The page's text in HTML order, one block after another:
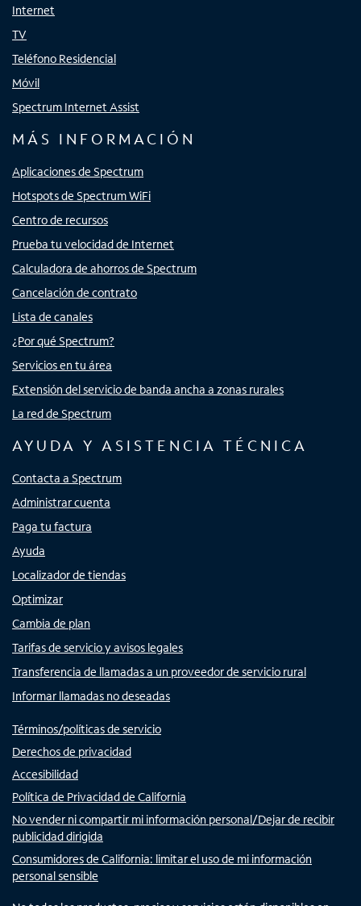
Internet
TV
Teléfono Residencial
Móvil
Spectrum Internet Assist
MÁS INFORMACIÓN
Aplicaciones de Spectrum
Hotspots de Spectrum WiFi
Centro de recursos
Prueba tu velocidad de Internet
Calculadora de ahorros de Spectrum
Cancelación de contrato
Lista de canales
¿Por qué Spectrum?
Servicios en tu área
Extensión del servicio de banda ancha a zonas rurales
La red de Spectrum
AYUDA Y ASISTENCIA TÉCNICA
Contacta a Spectrum
Administrar cuenta
Paga tu factura
Ayuda
Localizador de tiendas
Optimizar
Cambia de plan
Tarifas de servicio y avisos legales
Transferencia de llamadas a un proveedor de servicio rural
Informar llamadas no deseadas
Términos/políticas de servicio
Derechos de privacidad
Accesibilidad
Política de Privacidad de California
No vender ni compartir mi información personal/Dejar de recibir
publicidad dirigida
Consumidores de California: limitar el uso de mi información
personal sensible